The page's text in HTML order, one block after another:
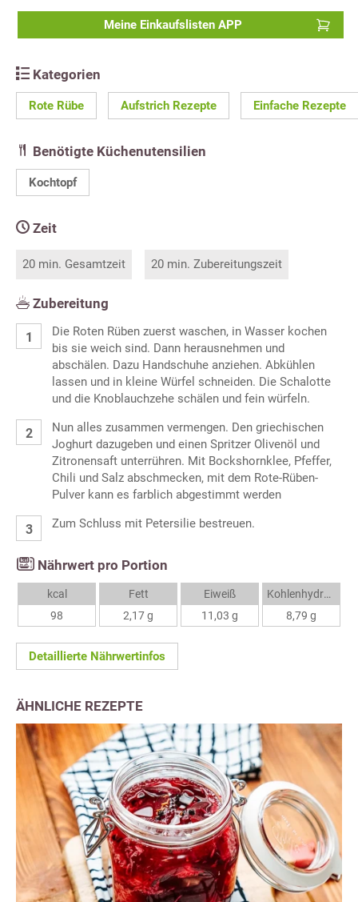
Meine Einkaufslisten APP
Kategorien
Rote Rübe Aufstrich Rezepte Einfache Rezepte
Benötigte Küchenutensilien
Kochtopf
Zeit
20 min. Gesamtzeit 20 min. Zubereitungszeit
Zubereitung
Die Roten Rüben zuerst waschen, in Wasser kochen
bis sie weich sind. Dann herausnehmen und
abschälen. Dazu Handschuhe anziehen. Abkühlen
lassen und in kleine Würfel schneiden. Die Schalotte
und die Knoblauchzehe schälen und fein würfeln.
Nun alles zusammen vermengen. Den griechischen
Joghurt dazugeben und einen Spritzer Olivenöl und
Zitronensaft unterrühren. Mit Bockshornklee, Pfeffer,
Chili und Salz abschmecken, mit dem Rote-Rüben-
Pulver kann es farblich abgestimmt werden
Zum Schluss mit Petersilie bestreuen.
Nährwert pro Portion
kcal
98
Fett
2,17 g
Eiweiß
11,03 g
Kohlenhydrate
8,79 g
Detaillierte Nährwertinfos
ÄHNLICHE REZEPTE